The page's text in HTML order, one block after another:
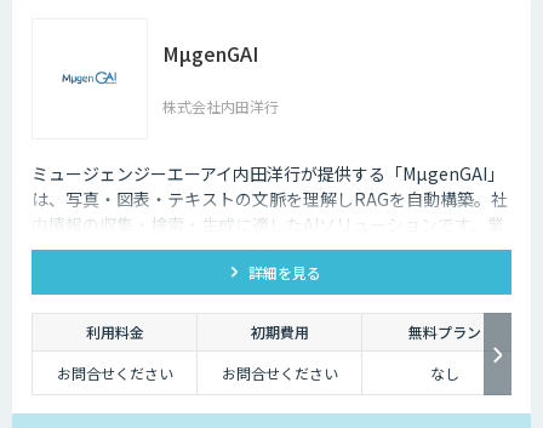
MµgenGAI
株式会社内田洋行
ミュージェンジーエーアイ内田洋行が提供する「MµgenGAI」
は、写真・図表・テキストの文脈を理解しRAGを自動構築。社
内情報の収集・検索・生成に適したAIソリューションです。業
種を問わず業務効率とナレッジ活用を支援します。
詳細を見る
利用料金 初期費用
無料プラン
お問合せください
お問合せください なし